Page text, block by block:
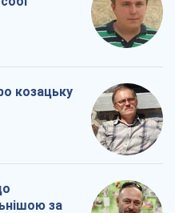
козацьку
за